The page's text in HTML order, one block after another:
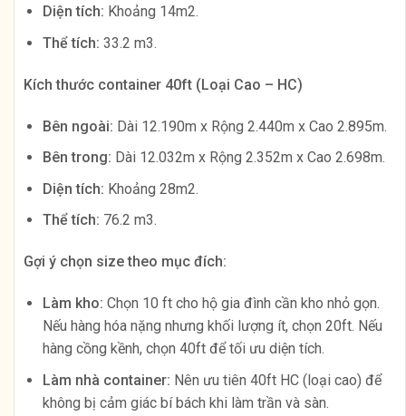
Diện tích: Khoảng 14m2.
Thể tích: 33.2 m3.
Kích thước container 40ft (Loại Cao – HC)
Bên ngoài: Dài 12.190m x Rộng 2.440m x Cao 2.895m.
Bên trong: Dài 12.032m x Rộng 2.352m x Cao 2.698m.
Diện tích: Khoảng 28m2.
Thể tích: 76.2 m3.
Gợi ý chọn size theo mục đích:
Làm kho: Chọn 10 ft cho hộ gia đình cần kho nhỏ gọn.
Nếu hàng hóa nặng nhưng khối lượng ít, chọn 20ft. Nếu
hàng cồng kềnh, chọn 40ft để tối ưu diện tích.
Làm nhà container: Nên ưu tiên 40ft HC (loại cao) để
không bị cảm giác bí bách khi làm trần và sàn.